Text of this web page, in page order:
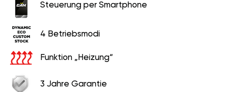
Steuerung per Smartphone
4 Betriebsmodi
Funktion „Heizung“
3 Jahre Garantie